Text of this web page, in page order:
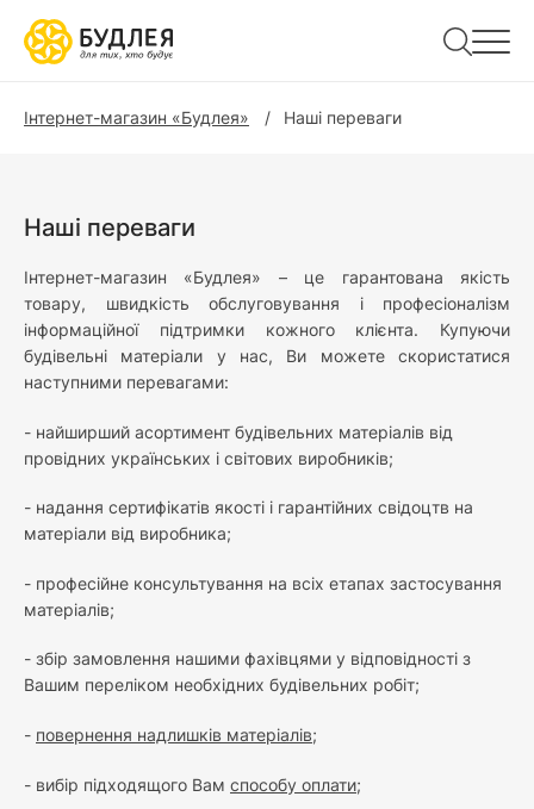
Інтернет-магазин «Будлея» Наші переваги
Наші переваги
Інтернет-магазин «Будлея» – це гарантована якість
товару, швидкість обслуговування і професіоналізм
інформаційної підтримки кожного клієнта. Купуючи
будівельні матеріали у нас, Ви можете скористатися
наступними перевагами:
- найширший асортимент будівельних матеріалів від
провідних українських і світових виробників;
- надання сертифікатів якості і гарантійних свідоцтв на
матеріали від виробника;
- професійне консультування на всіх етапах застосування
матеріалів;
- збір замовлення нашими фахівцями у відповідності з
Вашим переліком необхідних будівельних робіт;
- повернення надлишків матеріалів;
- вибір підходящого Вам способу оплати;